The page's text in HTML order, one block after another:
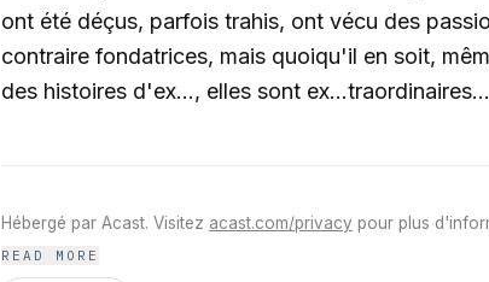
ont été déçus, parfois trahis, ont vécu des
contraire fondatrices, mais quoiqu'il en soit,
des histoires d'ex..., elles sont ex...traordinaires…
Hébergé par Acast. Visitez acast.com/privacy pour plus
READ MORE